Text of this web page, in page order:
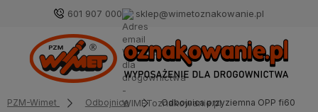
601 907 000 sklep@wimetoznakowanie.pl
PZM-Wimet Odbojnice Odbojnica przyziemna OPP fi60